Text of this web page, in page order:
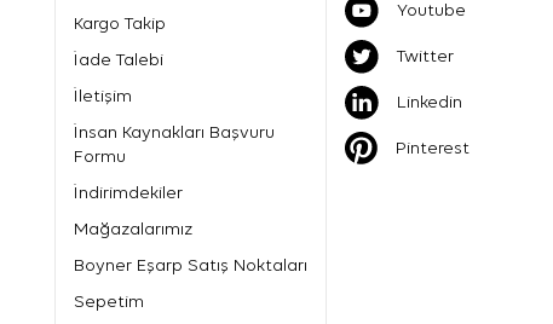
Kargo Takip
İade Talebi
İletişim
İnsan Kaynakları Başvuru
Formu
İndirimdekiler
Mağazalarımız
Boyner Eşarp Satış Noktaları
Sepetim
Youtube
Twitter
Linkedin
Pinterest